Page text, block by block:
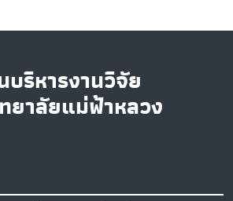
บริหารงานวิจัย
ยาลัยแม่ฟ้าหลวง